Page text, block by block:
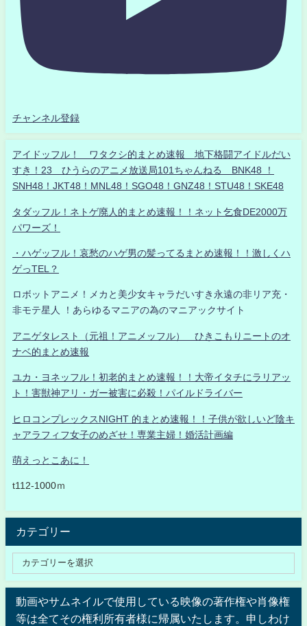
チャンネル登録
アイドッフル！ ワタクシ的まとめ速報 地下格闘アイドルだい
すき！23 ひうらのアニメ放送局101ちゃんねる BNK48 ！
SNH48！JKT48！MNL48！SGO48！GNZ48！STU48！SKE48
タダッフル！ネトゲ廃人的まとめ速報！！ネット乞食DE2000万
パワーズ！
・ハゲッフル！哀愁のハゲ男の髪ってるまとめ速報！！激しくハ
ゲっTEL？
ロボットアニメ！メカと美少女キャラだいすき永遠の非リア充・
非モテ星人 ！あらゆるマニアの為のマニアックサイト
アニゲタレスト（元祖！アニメッフル） ひきこもりニートのオ
ナベ的まとめ速報
ユカ・ヨネッフル！初老的まとめ速報！！大帝イタチにラリアッ
ト！害獣神アリ・ガー被害に必殺！パイルドライバー
ヒロコンプレックスNIGHT 的まとめ速報！！子供が欲しいど陰キ
ャアラフィフ女子のめざせ！専業主婦！婚活計画編
萌えっとこあに！
t112-1000ｍ
カテゴリー
動画やサムネイルで使用している映像の著作権や肖像権
等は全てその権利所有者様に帰属いたします。申しわけ